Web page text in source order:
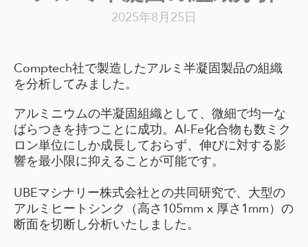
2025年8月25日
Comptech社で製造したアルミ半凝固製品の組織
を分析してみました。
アルミニウムの半凝固組織として、微細で均一な
ばらつきを持つことに成功。Al-Fe化合物も数ミク
ロン単位にしか成長しておらず、伸びに対する影
響を最小限に抑えることが可能です。
UBEマシナリー株式会社との共同研究で、大型の
アルミヒートシンク（高さ105mm x 厚さ1mm）の
断面を切断し分析いたしました。